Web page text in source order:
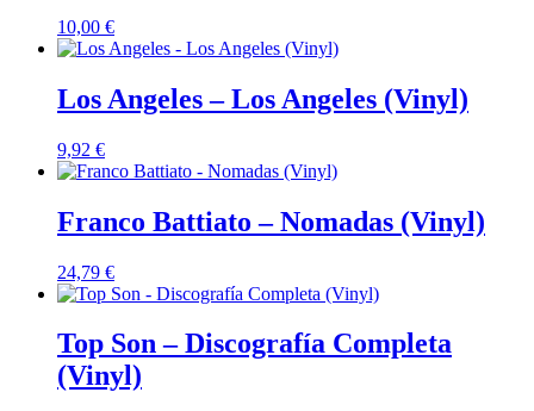
10,00 €
Los Angeles – Los Angeles (Vinyl)
9,92 €
Franco Battiato – Nomadas (Vinyl)
24,79 €
Top Son – Discografía Completa
(Vinyl)